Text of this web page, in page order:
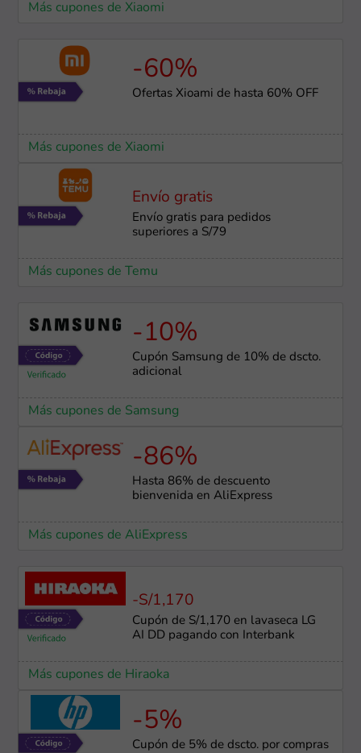
Más cupones de Xiaomi
-60%
Ofertas Xioami de hasta 60% OFF
Más cupones de Xiaomi
Envío gratis
Envío gratis para pedidos
superiores a S/79
Más cupones de Temu
-10%
Cupón Samsung de 10% de dscto.
adicional
Más cupones de Samsung
-86%
Hasta 86% de descuento
bienvenida en AliExpress
Más cupones de AliExpress
-S/1,170
Cupón de S/1,170 en lavaseca LG
AI DD pagando con Interbank
Más cupones de Hiraoka
-5%
Cupón de 5% de dscto. por compras